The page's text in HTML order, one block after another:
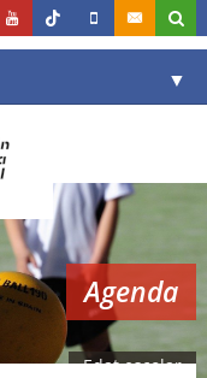
▼
▼
▼
Agenda
Edat escolar